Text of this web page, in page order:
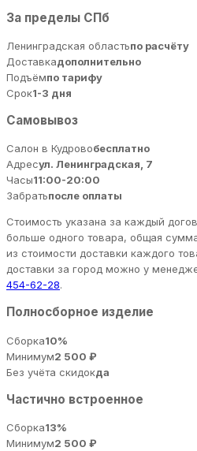
За пределы СПб
Ленинградская областьпо расчёту
Доставкадополнительно
Подъёмпо тарифу
Срок1-3 дня
Самовывоз
Салон в Кудровобесплатно
Адресул. Ленинградская, 7
Часы11:00-20:00
Забратьпосле оплаты
Стоимость указана за каждый
больше одного товара, общая
из стоимости доставки каждого
доставки за город можно у
454-62-28.
Полносборное изделие
Сборка10%
Минимум2 500 ₽
Без учёта скидокда
Частично встроенное
Сборка13%
Минимум2 500 ₽